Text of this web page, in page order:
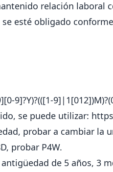
relación laboral
esté obligado
9]?Y)?(([1-
se puede utilizar:
probar a cambiar la
probar P4W.
de 5 años, 3